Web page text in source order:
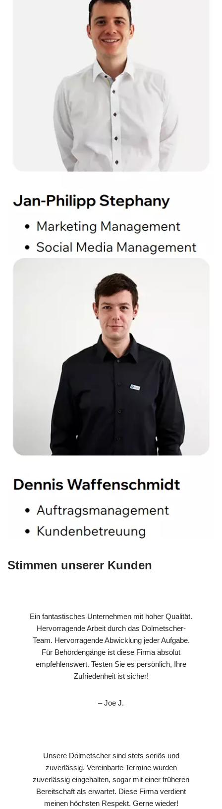
Stimmen unserer Kunden
Ein fantastisches Unternehmen mit hoher Qualität.
Hervorragende Arbeit durch das Dolmetscher-
Team. Hervorragende Abwicklung jeder Aufgabe.
Für Behördengänge ist diese Firma absolut
empfehlenswert. Testen Sie es persönlich, Ihre
Zufriedenheit ist sicher!
– Joe J.
Unsere Dolmetscher sind stets seriös und
zuverlässig. Vereinbarte Termine wurden
zuverlässig eingehalten, sogar mit einer früheren
Bereitschaft als erwartet. Diese Firma verdient
meinen höchsten Respekt. Gerne wieder!